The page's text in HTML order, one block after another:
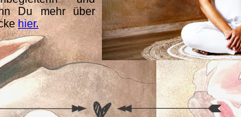
Du mehr über
hier.